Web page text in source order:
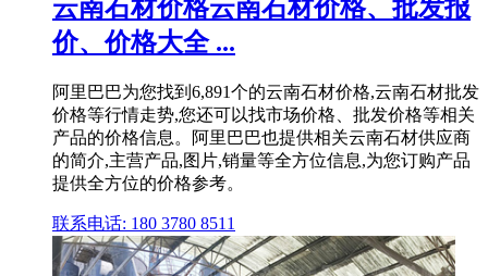
云南石材价格云南石材价格、批发报
价、价格大全 ...
阿里巴巴为您找到6,891个的云南石材价格,云南石材批发
价格等行情走势,您还可以找市场价格、批发价格等相关
产品的价格信息。阿里巴巴也提供相关云南石材供应商
的简介,主营产品,图片,销量等全方位信息,为您订购产品
提供全方位的价格参考。
联系电话: 180 3780 8511